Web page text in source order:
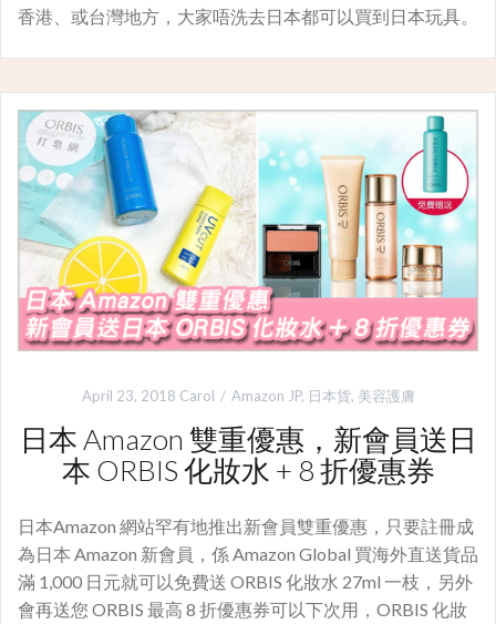
香港、或台灣地方，大家唔洗去日本都可以買到日本玩具。
April 23, 2018 Carol Amazon JP, 日本貨, 美容護膚
日本 Amazon 雙重優惠，新會員送日
本 ORBIS 化妝水 + 8 折優惠券
日本Amazon 網站罕有地推出新會員雙重優惠，只要註冊成
為日本 Amazon 新會員，係 Amazon Global 買海外直送貨品
滿 1,000 日元就可以免費送 ORBIS 化妝水 27ml 一枝，另外
會再送您 ORBIS 最高 8 折優惠券可以下次用，ORBIS 化妝